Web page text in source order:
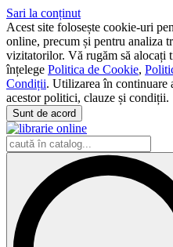
Sari la conținut
Acest site folosește cookie-uri
online, precum și pentru analiza
vizitatorilor. Vă rugăm să alocați
înțelege Politica de Cookie,
Condiții. Utilizarea în continuare
acestor politici, clauze și condiții.
Sunt de acord